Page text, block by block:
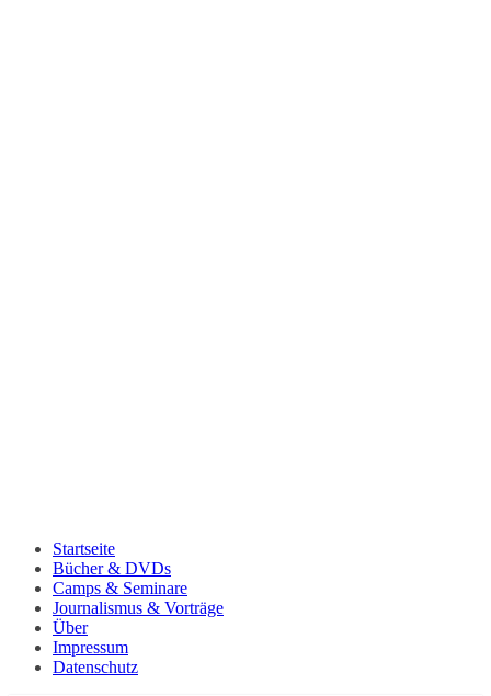
Startseite
Bücher & DVDs
Camps & Seminare
Journalismus & Vorträge
Über
Impressum
Datenschutz